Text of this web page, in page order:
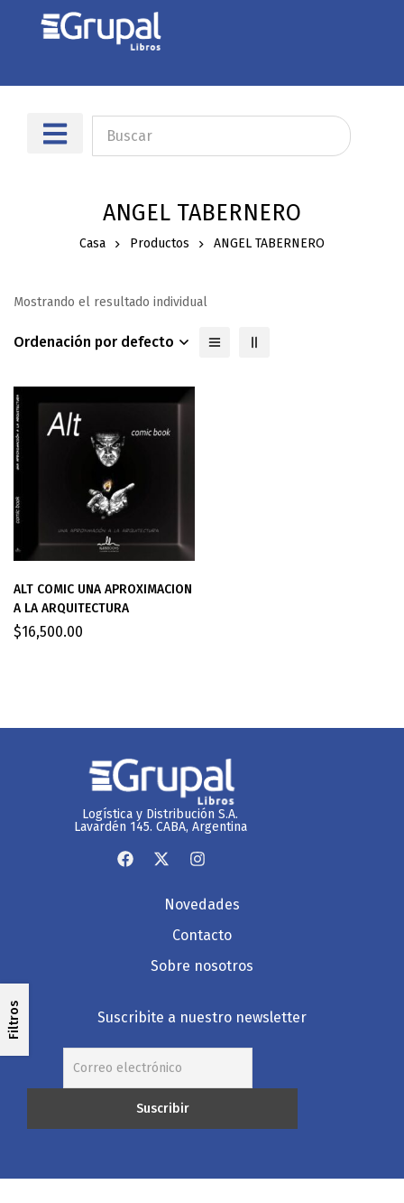
ANGEL TABERNERO
Casa Productos ANGEL TABERNERO
Filtros
Mostrando el resultado individual
Ordenación por defecto
ALT COMIC UNA APROXIMACION
A LA ARQUITECTURA
$16,500.00
Logística y Distribución S.A.
Lavardén 145. CABA, Argentina
Novedades
Contacto
Sobre nosotros
Suscribite a nuestro newsletter